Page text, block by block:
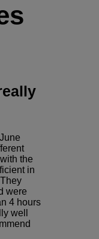
the
in
were
4 hours
well